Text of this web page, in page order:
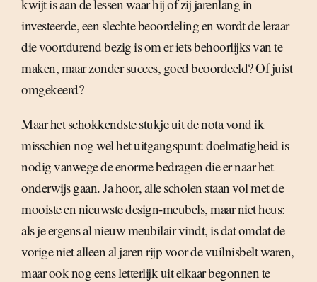
kwijt is aan de lessen waar hij of zij jarenlang in
investeerde, een slechte beoordeling en wordt de leraar
die voortdurend bezig is om er iets behoorlijks van te
maken, maar zonder succes, goed beoordeeld? Of juist
omgekeerd?
Maar het schokkendste stukje uit de nota vond ik
misschien nog wel het uitgangspunt: doelmatigheid is
nodig vanwege de enorme bedragen die er naar het
onderwijs gaan. Ja hoor, alle scholen staan vol met de
mooiste en nieuwste design-meubels, maar niet heus:
als je ergens al nieuw meubilair vindt, is dat omdat de
vorige niet alleen al jaren rijp voor de vuilnisbelt waren,
maar ook nog eens letterlijk uit elkaar begonnen te